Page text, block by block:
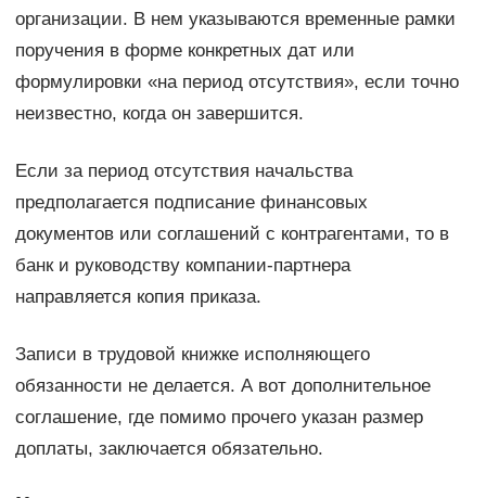
организации. В нем указываются временные рамки
поручения в форме конкретных дат или
формулировки «на период отсутствия», если точно
неизвестно, когда он завершится.
Если за период отсутствия начальства
предполагается подписание финансовых
документов или соглашений с контрагентами, то в
банк и руководству компании-партнера
направляется копия приказа.
Записи в трудовой книжке исполняющего
обязанности не делается. А вот дополнительное
соглашение, где помимо прочего указан размер
доплаты, заключается обязательно.